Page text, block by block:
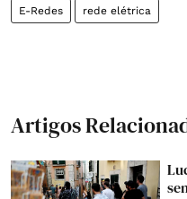
E-Redes rede elétrica
Artigos